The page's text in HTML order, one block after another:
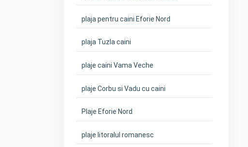
plaja pentru caini Eforie Nord
plaja Tuzla caini
plaje caini Vama Veche
plaje Corbu si Vadu cu caini
Plaje Eforie Nord
plaje litoralul romanesc